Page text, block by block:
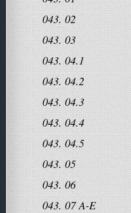
043. 02
043. 03
043. 04.1
043. 04.2
043. 04.3
043. 04.4
043. 04.5
043. 05
043. 06
043. 07 A-E